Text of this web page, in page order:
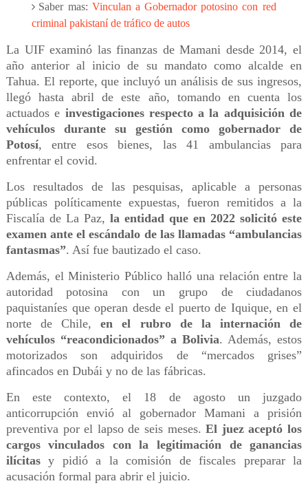
Saber mas: Vinculan a Gobernador potosino con red
criminal pakistaní de tráfico de autos
La UIF examinó las finanzas de Mamani desde 2014, el
año anterior al inicio de su mandato como alcalde en
Tahua. El reporte, que incluyó un análisis de sus ingresos,
llegó hasta abril de este año, tomando en cuenta los
actuados e investigaciones respecto a la adquisición de
vehículos durante su gestión como gobernador de
Potosí, entre esos bienes, las 41 ambulancias para
enfrentar el covid.
Los resultados de las pesquisas, aplicable a personas
públicas políticamente expuestas, fueron remitidos a la
Fiscalía de La Paz, la entidad que en 2022 solicitó este
examen ante el escándalo de las llamadas “ambulancias
fantasmas”. Así fue bautizado el caso.
Además, el Ministerio Público halló una relación entre la
autoridad potosina con un grupo de ciudadanos
paquistaníes que operan desde el puerto de Iquique, en el
norte de Chile,en el rubro de la internación de
vehículos “reacondicionados” a Bolivia. Además, estos
motorizados son adquiridos de “mercados grises”
afincados en Dubái y no de las fábricas.
En este contexto, el 18 de agosto un juzgado
anticorrupción envió al gobernador Mamani a prisión
preventiva por el lapso de seis meses.El juez aceptó los
cargos vinculados con la legitimación de ganancias
ilícitasy pidió a la comisión de fiscales preparar la
acusación formal para abrir el juicio.